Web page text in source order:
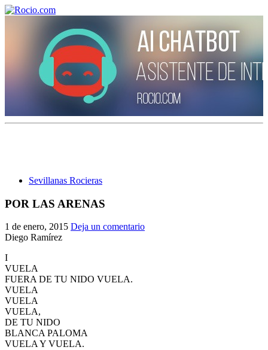
Sevillanas Rocieras
POR LAS ARENAS
1 de enero, 2015 Deja un comentario
Diego Ramírez
I
VUELA
FUERA DE TU NIDO VUELA.
VUELA
VUELA
VUELA,
DE TU NIDO
BLANCA PALOMA
VUELA Y VUELA.
¿Cuántas hermandades participan en la romería?
El traslado cada siete años
¿Cuales son los actos principales que se celebran en el
Quiero hacer el camino,¿que tengo que hacer?